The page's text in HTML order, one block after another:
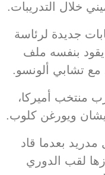
خلال التدريبات.
جديدة لرئاسة
يقود بنفسه ملف
مع تشابي ألونسو.
منتخب أميركا،
ديشان ويورغن كلوب.
مدريد بعدما قاد
محلية، أبرزها لقب الدوري